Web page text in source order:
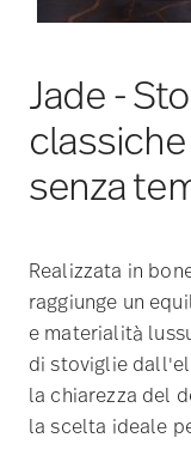
Jade -
senza
Realizzata in
raggiunge un
e materialità
di stoviglie
la chiarezza del
la scelta ideale